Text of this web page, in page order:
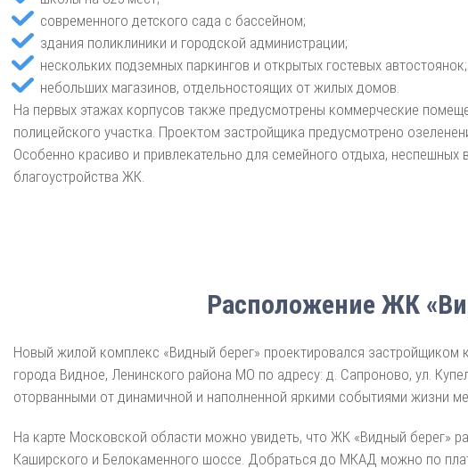
современного детского сада с бассейном;
здания поликлиники и городской администрации;
нескольких подземных паркингов и открытых гостевых автостоянок;
небольших магазинов, отдельностоящих от жилых домов.
На первых этажах корпусов также предусмотрены коммерческие
полицейского участка. Проектом застройщика предусмотрено
Особенно красиво и привлекательно для семейного отдыха,
благоустройства ЖК.
Расположение ЖК
Новый жилой комплекс «Видный берег» проектировался
города Видное, Ленинского района МО по адресу: д. Сапроново, ул.
оторванными от динамичной и наполненной яркими событиями жизни
На карте Московской области можно увидеть, что ЖК «Видный берег»
Каширского и Белокаменного шоссе. Добраться до МКАД можно по